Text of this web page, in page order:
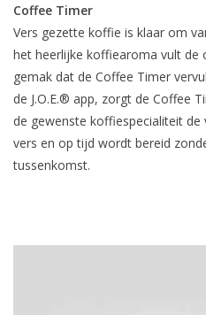
Coffee Timer
Vers gezette koffie is klaar om
het heerlijke koffiearoma vult de
gemak dat de Coffee Timer
de J.O.E.® app, zorgt de Coffee
de gewenste koffiespecialiteit de
vers en op tijd wordt bereid
tussenkomst.